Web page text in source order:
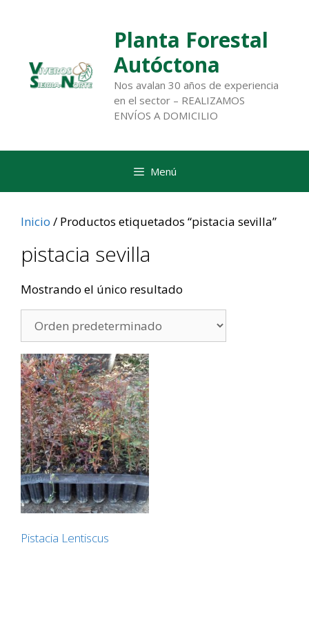
Planta Forestal
Autóctona
Nos avalan 30 años de experiencia
en el sector – REALIZAMOS
ENVÍOS A DOMICILIO
Menú
Inicio / Productos etiquetados “pistacia sevilla”
pistacia sevilla
Mostrando el único resultado
Pistacia Lentiscus